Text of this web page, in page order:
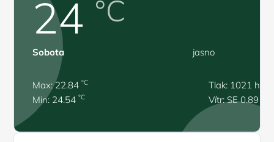
24 °C
Sobota jasno
Max: 22.84°C
Min: 24.54°C
Tlak: 1021 hPa
Vítr: SE 0.89 m/